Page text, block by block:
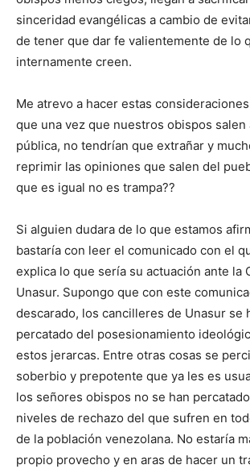
sinceridad evangélicas a cambio de
de tener que dar fe valientemente de lo
internamente creen.
Me atrevo a hacer estas
que una vez que nuestros obispos salen
pública, no tendrían que extrañar y
reprimir las opiniones que salen del
que es igual no es trampa??
Si alguien dudara de lo que estamos
bastaría con leer el comunicado con el
explica lo que sería su actuación ante la
Unasur. Supongo que con este
descarado, los cancilleres de Unasur se
percatado del posesionamiento
estos jerarcas. Entre otras cosas se
soberbio y prepotente que ya les es
los señores obispos no se han
niveles de rechazo del que sufren en
de la población venezolana. No estaría
propio provecho y en aras de hacer un